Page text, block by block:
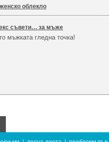
облекло
съвети… за мъже
мъжката гледна точка!